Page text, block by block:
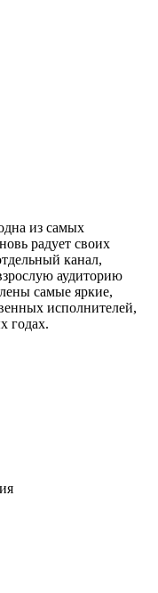
из самых
радует своих
канал,
аудиторию
самые яркие,
исполнителей,
годах.